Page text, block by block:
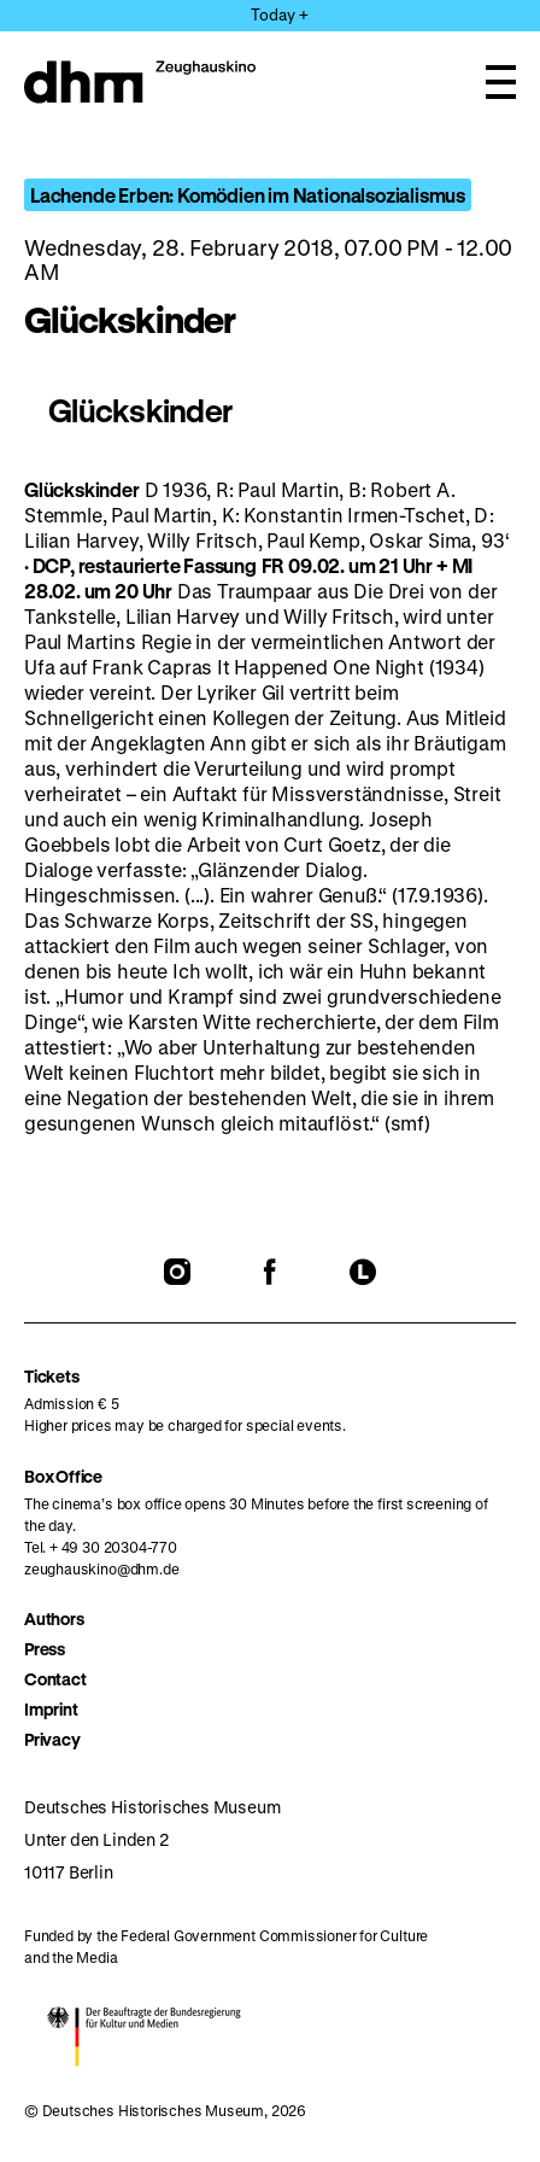
directly
the
Today +
Lachende Erben: Komödien im Nationalsozialismus
Wednesday, 28. February 2018, 07.00 PM - 12.00
AM
Glückskinder
Glückskinder
GlückskinderD 1936, R: Paul Martin, B: Robert A.
Stemmle, Paul Martin, K: Konstantin Irmen-Tschet, D:
Lilian Harvey, Willy Fritsch, Paul Kemp, Oskar Sima, 93‘
·DCP, restaurierte Fassung FR 09.02. um 21 Uhr + MI
28.02. um 20 UhrDas Traumpaar aus Die Drei von der
Tankstelle, Lilian Harvey und Willy Fritsch, wird unter
Paul Martins Regie in der vermeintlichen Antwort der
Ufa auf Frank Capras It Happened One Night (1934)
wieder vereint. Der Lyriker Gil vertritt beim
Schnellgericht einen Kollegen der Zeitung. Aus Mitleid
mit der Angeklagten Ann gibt er sich als ihr Bräutigam
aus, verhindert die Verurteilung und wird prompt
verheiratet – ein Auftakt für Missverständnisse, Streit
und auch ein wenig Kriminalhandlung. Joseph
Goebbels lobt die Arbeit von Curt Goetz, der die
Dialoge verfasste: „Glänzender Dialog.
Hingeschmissen. (...). Ein wahrer Genuß.“ (17.9.1936).
Das Schwarze Korps, Zeitschrift der SS, hingegen
attackiert den Film auch wegen seiner Schlager, von
denen bis heute Ich wollt, ich wär ein Huhn bekannt
ist. „Humor und Krampf sind zwei grundverschiedene
Dinge“, wie Karsten Witte recherchierte, der dem Film
attestiert: „Wo aber Unterhaltung zur bestehenden
Welt keinen Fluchtort mehr bildet, begibt sie sich in
eine Negation der bestehenden Welt, die sie in ihrem
gesungenen Wunsch gleich mitauflöst.“ (smf)
To
To
To
Tickets
Admission € 5
Higher prices may be charged for special events.
Box Office
The cinema’s box office opens 30 Minutes before the first screening of
the day.
Tel. + 49 30 20304-770
zeughauskino@dhm.de
Authors
Press
Contact
Imprint
Privacy
Deutsches Historisches Museum
Unter den Linden 2
10117 Berlin
Funded by the Federal Government Commissioner for Culture
and the Media
© Deutsches Historisches Museum, 2026